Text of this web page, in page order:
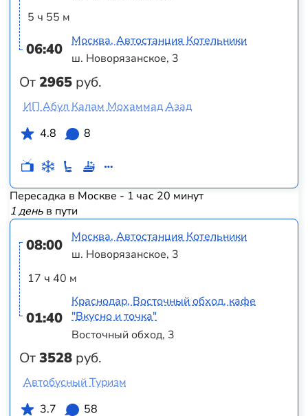
5 ч 55 м
06:40
От2965 руб.
Москва, Автостанция Котельники
ш. Новорязанское, 3
ИП Абул Калам Мохаммад Азад
4.8
8
Пересадка в Москве - 1 час 20 минут
1 деньв пути
08:00
17 ч 40 м
01:40
От3528 руб.
Москва, Автостанция Котельники
ш. Новорязанское, 3
Краснодар, Восточный обход, кафе
"Вкусно и точка"
Восточный обход, 3
Автобусный Туризм
3.7
58